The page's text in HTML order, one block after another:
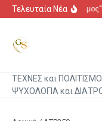
Μετάβαση στο
Τελευταία Νέα
ΤΕΧΝΕΣ και
ΨΥΧΟΛΟΓΙΑ και